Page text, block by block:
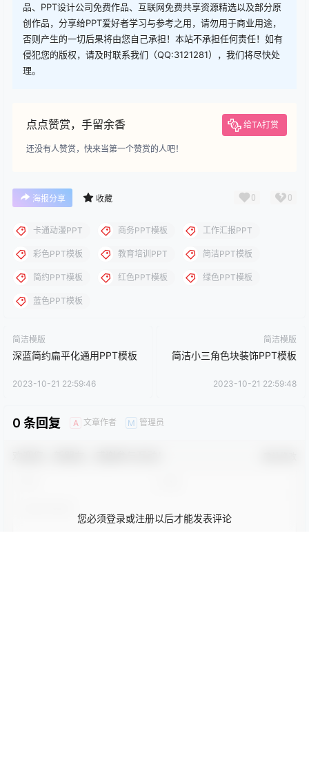
品、PPT设计公司免费作品、互联网免费共享资源精选以及部分原
创作品，分享给PPT爱好者学习与参考之用，请勿用于商业用途，
否则产生的一切后果将由您自己承担！本站不承担任何责任！如有
侵犯您的版权，请及时联系我们（QQ:3121281），我们将尽快处
理。
点点赞赏，手留余香 给TA打赏
还没有人赞赏，快来当第一个赞赏的人吧！
海报分享 收藏 0 0
卡通动漫PPT 商务PPT模板 工作汇报PPT
彩色PPT模板 教育培训PPT 简洁PPT模板
简约PPT模板 红色PPT模板 绿色PPT模板
蓝色PPT模板
简洁模版
深蓝简约扁平化通用PPT模板
2023-10-21 22:59:46
简洁模版
简洁小三角色块装饰PPT模板
2023-10-21 22:59:48
0 条回复 A 文章作者 M 管理员
您必须登录或注册以后才能发表评论